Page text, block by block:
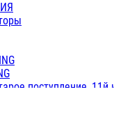
поступление, 11й